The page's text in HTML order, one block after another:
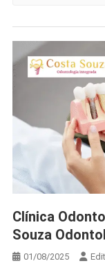
Clínica
Souza
01/08/2025